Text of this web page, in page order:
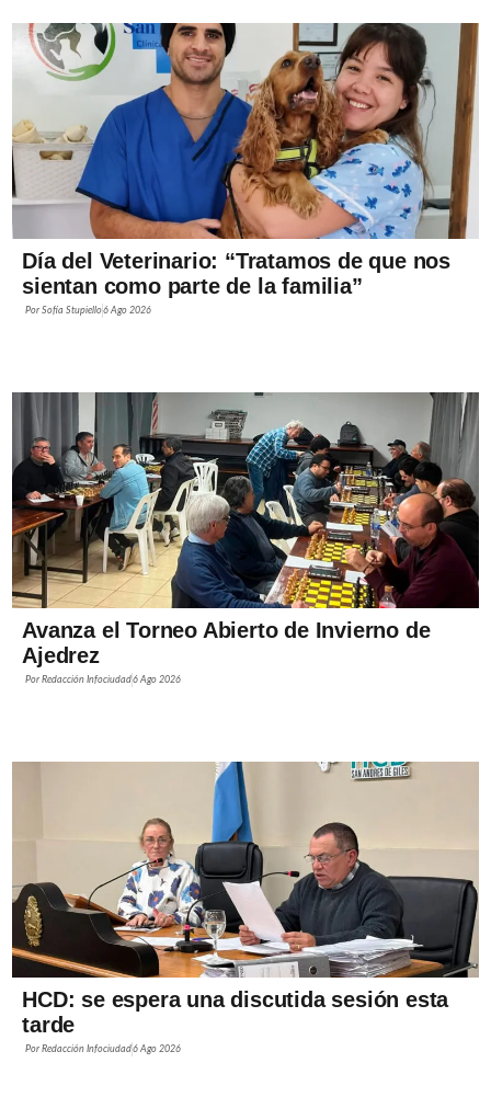
Día del Veterinario: “Tratamos de que nos
sientan como parte de la familia”
PorSofía Stupiello6 Ago 2026
Avanza el Torneo Abierto de Invierno de
Ajedrez
PorRedacción Infociudad6 Ago 2026
HCD: se espera una discutida sesión esta
tarde
PorRedacción Infociudad6 Ago 2026